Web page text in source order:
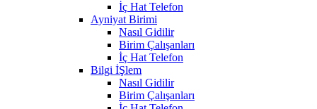
İç Hat Telefon
Ayniyat Birimi
Nasıl Gidilir
Birim Çalışanları
İç Hat Telefon
Bilgi İŞlem
Nasıl Gidilir
Birim Çalışanları